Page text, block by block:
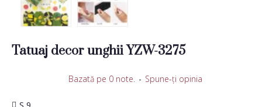
Tatuaj decor unghii YZW-3275
Bazată pe 0 note. - Spune-ţi opinia